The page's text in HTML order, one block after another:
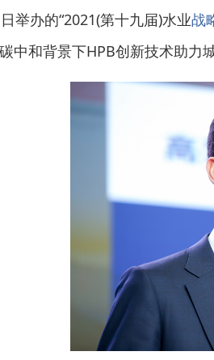
办的“2021(第十九届)水业战
中和背景下HPB创新技术助力